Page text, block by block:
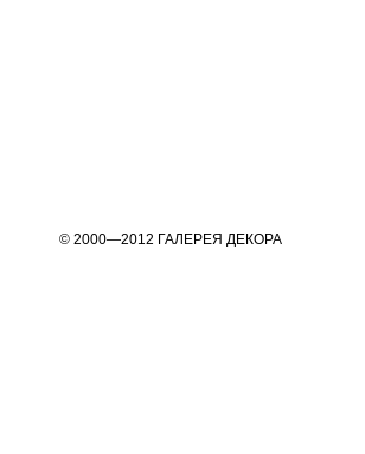
© 2000—2012 ГАЛЕРЕЯ ДЕКОРА